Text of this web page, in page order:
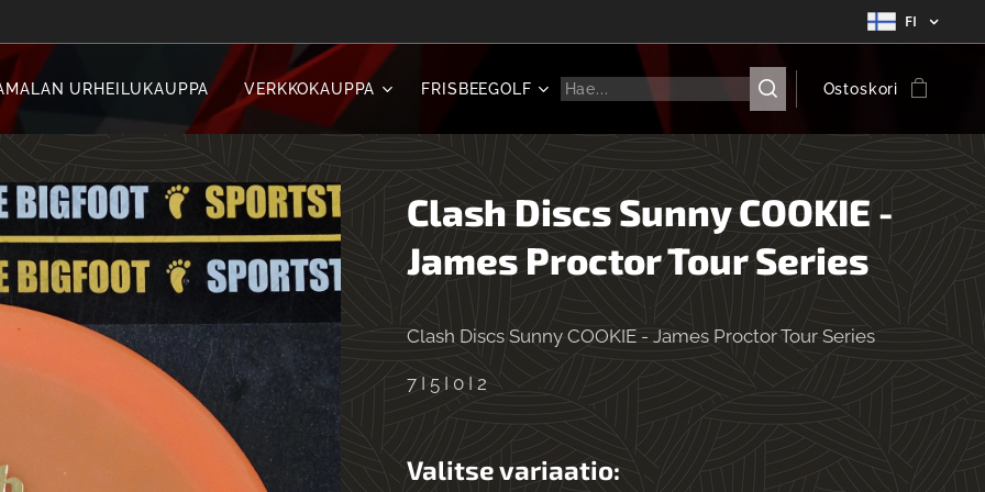
FI
URHEILUKAUPPA VERKKOKAUPPA FRISBEEGOLF Ostoskori
Clash Discs Sunny COOKIE -
James Proctor Tour Series
Clash Discs Sunny COOKIE - James Proctor Tour Series
7 I 5 I 0 I 2
Valitse variaatio: